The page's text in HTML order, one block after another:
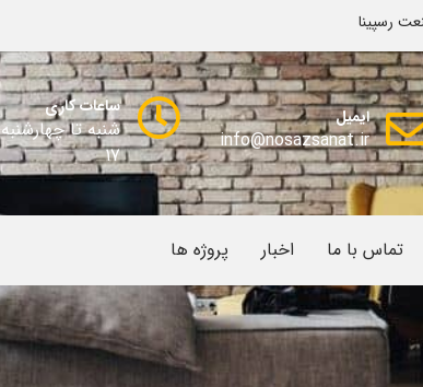
ایمیل
info@nosazsanat.ir
ساعات کاری
17
تماس با ما اخبار پروژه ها